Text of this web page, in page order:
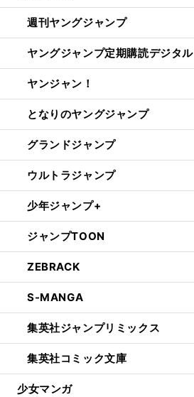
週刊ヤングジャンプ
ヤングジャンプ定期購読デジタル
ヤンジャン！
となりのヤングジャンプ
グランドジャンプ
ウルトラジャンプ
少年ジャンプ+
ジャンプTOON
ZEBRACK
S-MANGA
集英社ジャンプリミックス
集英社コミック文庫
少女マンガ